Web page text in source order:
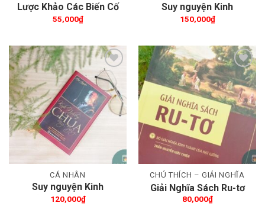
Lược Khảo Các Biến Cố
Tận Thế
55,000₫
Suy nguyện Kinh
Nghiệm Chúa từng ngày
150,000₫
Thêm wishlist
CÁ NHÂN
Suy nguyện Kinh
Nghiệm Chúa từng ngày
120,000₫
Thêm wishlist
CHÚ THÍCH – GIẢI NGHĨA
Giải Nghĩa Sách Ru-tơ
80,000₫